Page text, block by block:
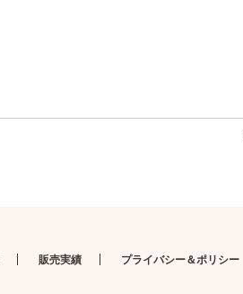
販売実績 プライバシー＆ポリシー